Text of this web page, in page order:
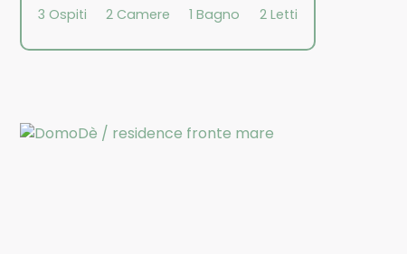
3 Ospiti 2 Camere 1 Bagno 2 Letti